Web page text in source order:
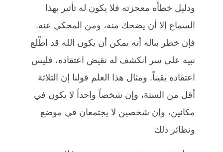
ودليل خطأه معجزته فلا يكون له تأثير بهذا
السماع إلا أن يضحك منه، ومن المحكي عنه.
فإن خطر بباله أنه يمكن أن يكون الله قد اطْلع
نبيه على سر انكشف له نقيض اعتقاده، فليس
اعتقاده يقيناً. ومثال هذا العلم قولنا إن الثلاثة
أقل من الستة، وإن شخصاً واحداً لا يكون في
مكانين، وإن شخصين لا يجتمعان في موضع
ونظائر ذلك